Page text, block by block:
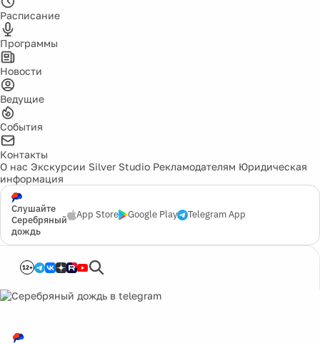
Расписание
Программы
Новости
Ведущие
События
Контакты
О нас Экскурсии Silver Studio Рекламодателям Юридическая
информация
Слушайте
Серебряный
дождь
App Store Google Play Telegram App
12+